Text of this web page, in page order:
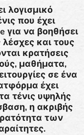
λογισμικό
που έχει
για να βοηθήσει
λέσχες και τους
κρατήσεις
μαθήματα,
σε ένα
έχει
τένις υψηλής
η ακριβής
των